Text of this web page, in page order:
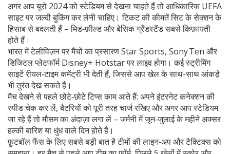
अगर आप यूरो 2024 को स्टेडियम से देखना चाहते हैं तो आधिकारिक UEFA
साइट पर जल्दी बुकिंग कर लेनी चाहिए। टिकट की कीमतें सिट के सेक्शन के
हिसाब से बदलती हैं – मिड‑फ़ील्ड और बेसिक ग्रैंडस्टैंड सबसे किफ़ायती
होते हैं।
भारत में टेलीविज़न पर मैचों का प्रसारण Star Sports, Sony Ten और
डिजिटल प्लेटफॉर्म Disney+ Hotstar पर लाइव होगा। कई स्ट्रीमिंग
साइटें रीयल‑टाइम कमेंट्री भी देती हैं, जिससे आप खेल के साथ-साथ आंकड़े
भी तुरंत देख सकते हैं।
मैच देखने से पहले छोटे‑छोटे टिप्स काम आते हैं: अपने इंटरनेट कनेक्शन की
स्पीड चेक कर लें, बैटरियों को पूरी तरह चार्ज रखिए और अगर आप स्टेडियम
जा रहे हैं तो मौसम का अंदाज़ा लगा लें – जर्मनी में जून‑जुलाई के महीने अक्सर
हल्की बारिश या धुंध वाले दिन होते हैं।
फ़ुटबॉल फैंस के लिए सबसे बड़ी बात है टीमों की लाइन‑अप और टैक्टिक्स को